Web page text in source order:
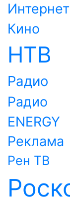
Интернет
Кино
НТВ
Радио
Радио
ENERGY
Реклама
Рен ТВ